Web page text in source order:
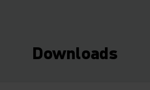
Downloads